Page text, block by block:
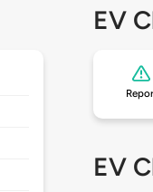
EV
EV